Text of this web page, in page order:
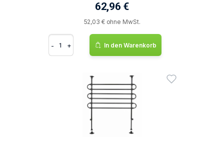
62,96 €
52,03 € ohne MwSt.
- + In den Warenkorb